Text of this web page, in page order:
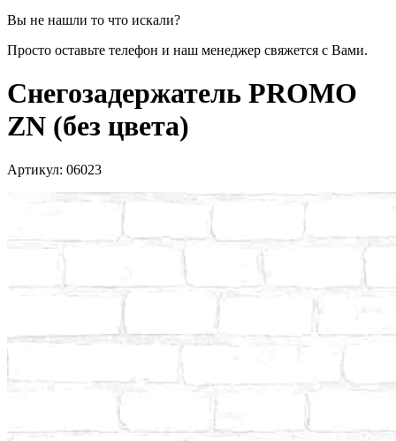
Вы не нашли то что искали?
Просто оставьте телефон и наш менеджер свяжется с Вами.
Снегозадержатель PROMO
ZN (без цвета)
Артикул: 06023